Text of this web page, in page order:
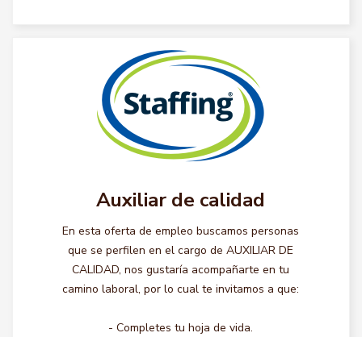
Auxiliar de calidad
En esta oferta de empleo buscamos personas
que se perfilen en el cargo de AUXILIAR DE
CALIDAD, nos gustaría acompañarte en tu
camino laboral, por lo cual te invitamos a que:
- Completes tu hoja de vida.